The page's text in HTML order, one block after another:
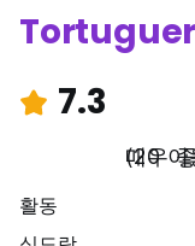
7.3
매우
(20 이
활동